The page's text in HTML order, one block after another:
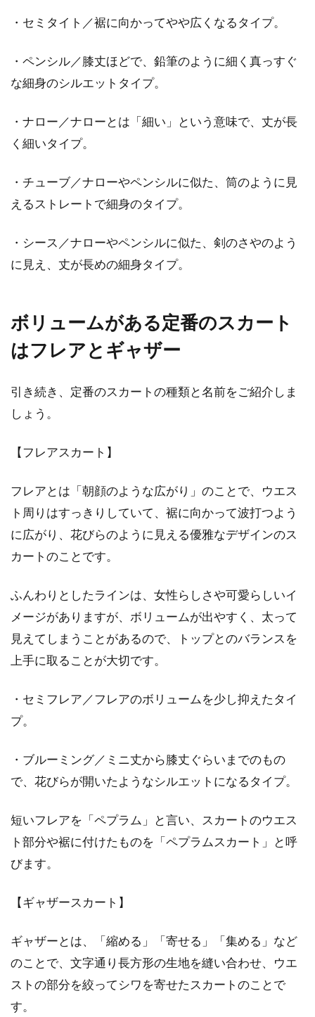
・セミタイト／裾に向かってやや広くなるタイプ。
・ペンシル／膝丈ほどで、鉛筆のように細く真っすぐ
な細身のシルエットタイプ。
・ナロー／ナローとは「細い」という意味で、丈が長
く細いタイプ。
・チューブ／ナローやペンシルに似た、筒のように見
えるストレートで細身のタイプ。
・シース／ナローやペンシルに似た、剣のさやのよう
に見え、丈が長めの細身タイプ。
ボリュームがある定番のスカート
はフレアとギャザー
引き続き、定番のスカートの種類と名前をご紹介しま
しょう。
【フレアスカート】
フレアとは「朝顔のような広がり」のことで、ウエス
ト周りはすっきりしていて、裾に向かって波打つよう
に広がり、花びらのように見える優雅なデザインのス
カートのことです。
ふんわりとしたラインは、女性らしさや可愛らしいイ
メージがありますが、ボリュームが出やすく、太って
見えてしまうことがあるので、トップとのバランスを
上手に取ることが大切です。
・セミフレア／フレアのボリュームを少し抑えたタイ
プ。
・ブルーミング／ミニ丈から膝丈ぐらいまでのもの
で、花びらが開いたようなシルエットになるタイプ。
短いフレアを「ペプラム」と言い、スカートのウエス
ト部分や裾に付けたものを「ペプラムスカート」と呼
びます。
【ギャザースカート】
ギャザーとは、「縮める」「寄せる」「集める」など
のことで、文字通り長方形の生地を縫い合わせ、ウエ
ストの部分を絞ってシワを寄せたスカートのことで
す。